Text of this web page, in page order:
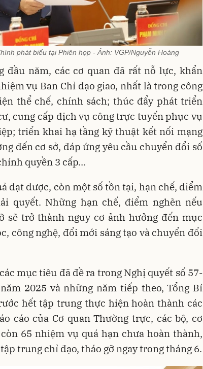
phát biểu tại Phiên họp - Ảnh: VGP/Nguyễn Hoàng
đầu năm, các cơ quan đã rất nỗ lực, khẩn
vụ Ban Chỉ đạo giao, nhất là trong công
thể chế, chính sách; thúc đẩy phát triển
cung cấp dịch vụ công trực tuyến phục vụ
triển khai hạ tầng kỹ thuật kết nối mạng
đến cơ sở, đáp ứng yêu cầu chuyển đổi số
quyền 3 cấp…
đạt được, còn một số tồn tại, hạn chế, điểm
quyết. Những hạn chế, điểm nghẽn nếu
sẽ trở thành nguy cơ ảnh hưởng đến mục
công nghệ, đổi mới sáng tạo và chuyển đổi
mục tiêu đã đề ra trong Nghị quyết số 57-
2025 và những năm tiếp theo, Tổng Bí
hết tập trung thực hiện hoàn thành các
cáo của Cơ quan Thường trực, các bộ, cơ
65 nhiệm vụ quá hạn chưa hoàn thành,
trung chỉ đạo, tháo gỡ ngay trong tháng 6.